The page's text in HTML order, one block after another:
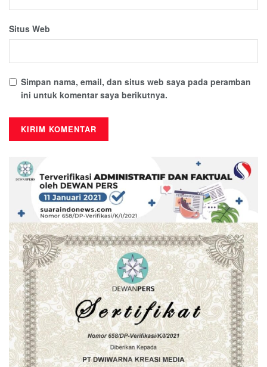
Situs Web
Simpan nama, email, dan situs web saya pada peramban
ini untuk komentar saya berikutnya.